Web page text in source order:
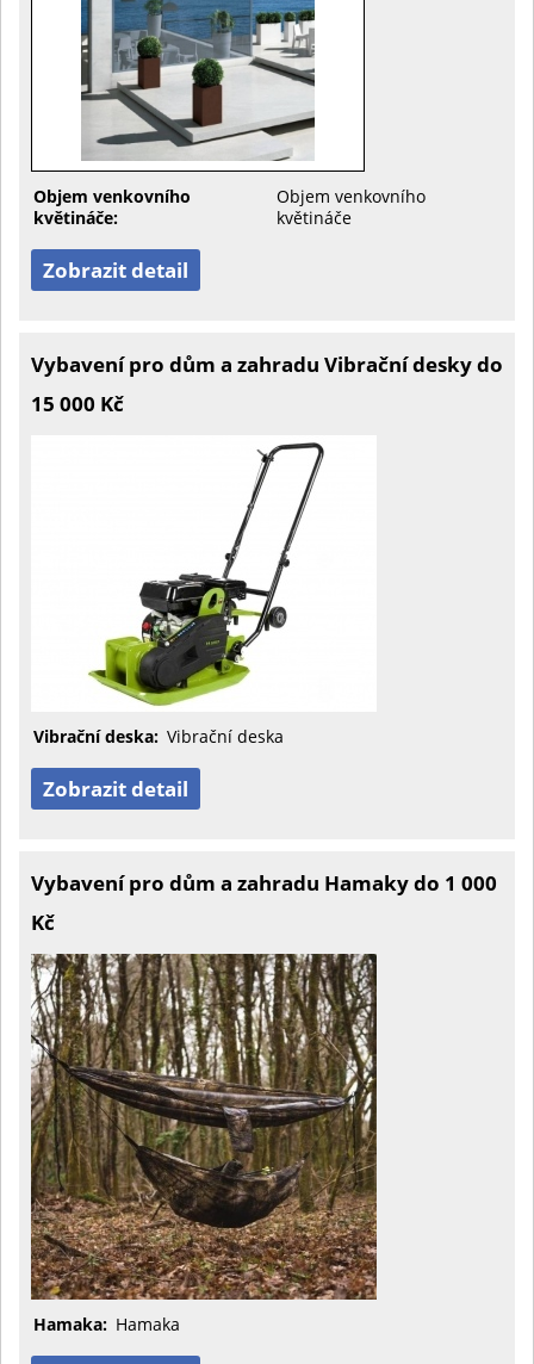
Objem venkovního
květináče:
Objem venkovního
květináče
Zobrazit detail
Vybavení pro dům a zahradu Vibrační desky do
15 000 Kč
Vibrační deska: Vibrační deska
Zobrazit detail
Vybavení pro dům a zahradu Hamaky do 1 000
Kč
Hamaka: Hamaka